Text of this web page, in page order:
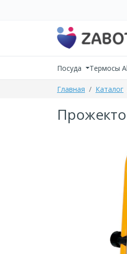
Посуда Термосы
Главная Каталог